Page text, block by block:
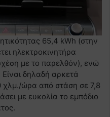
65,4 kWh (στην
ηλεκτροκινητήρα
με το παρελθόν), ενώ
δηλαδή αρκετά
χλμ./ώρα από στάση σε 7,8
με ευκολία το εμπόδιο